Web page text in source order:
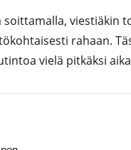
viestiäkin
rahaan.
vielä pitkäksi